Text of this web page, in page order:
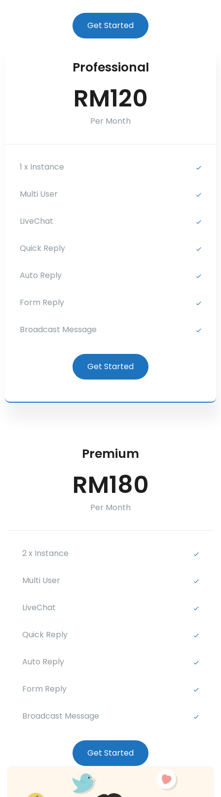
Get Started
Professional
RM120
Per Month
1 x Instance
Multi User
LiveChat
Quick Reply
Auto Reply
Form Reply
Broadcast Message
Get Started
Premium
RM180
Per Month
2 x Instance
Multi User
LiveChat
Quick Reply
Auto Reply
Form Reply
Broadcast Message
Get Started